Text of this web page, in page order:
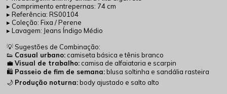
▸ Comprimento entrepernas: 74 cm
▸ Referência: RS00104
▸ Coleção: Fixa / Perene
▸ Lavagem: Jeans Índigo Médio
💡 Sugestões de Combinação:
👟 Casual urbano: camiseta básica e tênis branco
💼Visual de trabalho: camisa de alfaiataria e scarpin
🛍️ Passeio de fim de semana:blusa soltinha e sandália rasteira
🌙 Produção noturna:body ajustado e salto alto